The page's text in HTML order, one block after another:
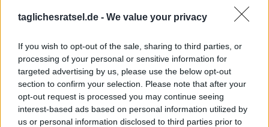
taglichesratsel.de - We value your privacy
If you wish to opt-out of the sale, sharing to third parties, or
processing of your personal or sensitive information for
targeted advertising by us, please use the below opt-out
section to confirm your selection. Please note that after your
opt-out request is processed you may continue seeing
interest-based ads based on personal information utilized by
us or personal information disclosed to third parties prior to
entschieden, alle Antworten zu teilen.
Dies ist ein unterhaltsames Kreuzworträtselspiel mit
Hunderte von Rätseln direkt auf Ihrem Android-Gerät.
Spielen oder wiederholen Sie Ihre Kreuzworträtsel, wann
und wo Sie möchten! Trainieren Sie Ihr Gehirn und lösen
Sie jeden Tag brillante Kreuzworträtsel! Werden Sie zum
Meister im Kreuzworträtsel-Lösen und haben Sie jede
Menge Spaß – und das alles kostenlos!